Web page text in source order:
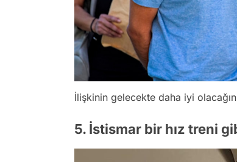
İlişkinin gelecekte daha iyi
5. İstismar bir hız treni